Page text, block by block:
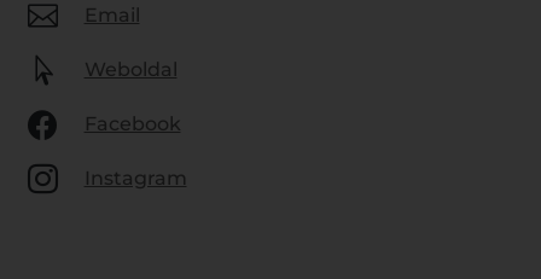
 Email
 Weboldal
 Facebook
 Instagram